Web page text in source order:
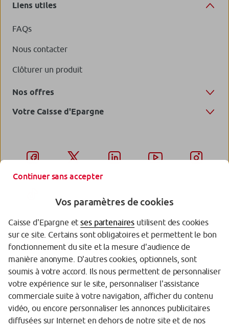
Liens utiles
FAQs
Nous contacter
Clôturer un produit
Nos offres
Votre Caisse d'Epargne
Garantie des Dépôts
Protection des données personnelles
Politique cookies
Sécurité
Tarifs
Continuer sans accepter
Vos paramètres de cookies
Caisse d'Epargne etses partenaires utilisent des cookies
sur ce site. Certains sont obligatoires et permettent le bon
fonctionnement du site et la mesure d'audience de
manière anonyme. D'autres cookies, optionnels, sont
soumis à votre accord. Ils nous permettent de personnaliser
votre expérience sur le site, personnaliser l'assistance
commerciale suite à votre navigation, afficher du contenu
vidéo, ou encore personnaliser les annonces publicitaires
diffusées sur Internet en dehors de notre site et de nos